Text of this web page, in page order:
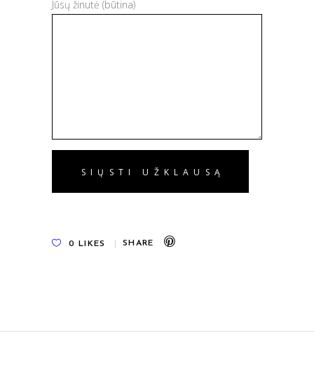
Jūsų žinutė (būtina)
0 LIKES